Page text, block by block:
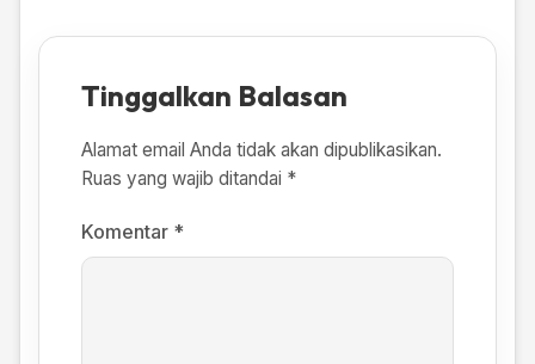
Tinggalkan Balasan
Alamat email Anda tidak akan dipublikasikan.
Ruas yang wajib ditandai *
Komentar *